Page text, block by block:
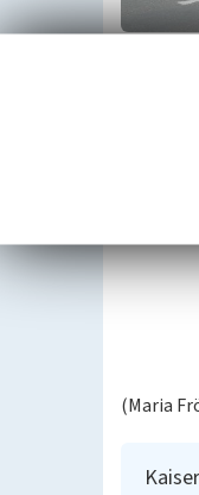
In
am 22.
Sie
Vor
(Maria